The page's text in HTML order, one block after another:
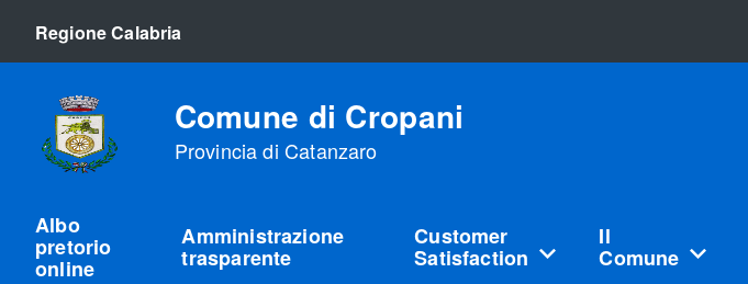
Regione Calabria
Comune di Cropani
Provincia di Catanzaro
Albo
pretorio
online
Amministrazione
trasparente
Customer
Satisfaction
Il
Comune